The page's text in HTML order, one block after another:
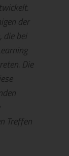
der
die bei
Die
Treffen